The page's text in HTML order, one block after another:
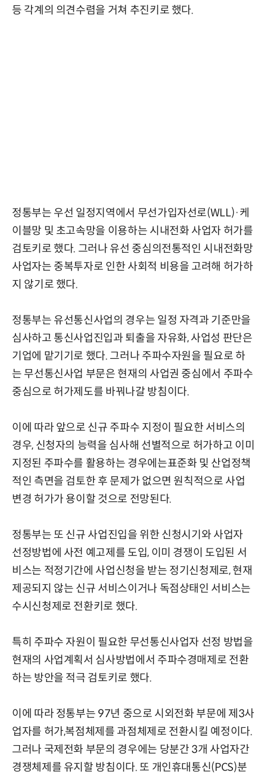
등 각계의 의견수렴을 거쳐 추진키로 했다.
정통부는 우선 일정지역에서 무선가입자선로(WLL)·케
이블망 및 초고속망을 이용하는 시내전화 사업자 허가를
검토키로 했다. 그러나 유선 중심의전통적인 시내전화망
사업자는 중복투자로 인한 사회적 비용을 고려해 허가하
지 않기로 했다.
정통부는 유선통신사업의 경우는 일정 자격과 기준만을
심사하고 통신사업진입과 퇴출을 자유화, 사업성 판단은
기업에 맡기기로 했다. 그러나 주파수자원을 필요로 하
는 무선통신사업 부문은 현재의 사업권 중심에서 주파수
중심으로 허가제도를 바꿔나갈 방침이다.
이에 따라 앞으로 신규 주파수 지정이 필요한 서비스의
경우, 신청자의 능력을 심사해 선별적으로 허가하고 이미
지정된 주파수를 활용하는 경우에는표준화 및 산업정책
적인 측면을 검토한 후 문제가 없으면 원칙적으로 사업
변경 허가가 용이할 것으로 전망된다.
정통부는 또 신규 사업진입을 위한 신청시기와 사업자
선정방법에 사전 예고제를 도입, 이미 경쟁이 도입된 서
비스는 적정기간에 사업신청을 받는 정기신청제로, 현재
제공되지 않는 신규 서비스이거나 독점상태인 서비스는
수시신청제로 전환키로 했다.
특히 주파수 자원이 필요한 무선통신사업자 선정 방법을
현재의 사업계획서 심사방법에서 주파수경매제로 전환
하는 방안을 적극 검토키로 했다.
이에 따라 정통부는 97년 중으로 시외전화 부문에 제3사
업자를 허가,복점체제를 과점체제로 전환시킬 예정이다.
그러나 국제전화 부문의 경우에는 당분간 3개 사업자간
경쟁체제를 유지할 방침이다. 또 개인휴대통신(PCS)분